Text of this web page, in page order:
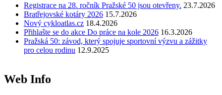
Registrace na 28. ročník Pražské 50 jsou otevřeny. 23.7.2026
Bratřejovské kotáry 2026 15.7.2026
Nový cykloatlas.cz 18.4.2026
Přihlašte se do akce Do práce na kole 2026 16.3.2026
Pražská 50: závod, který spojuje sportovní výzvu a zážitky
pro celou rodinu 12.9.2025
Web Info